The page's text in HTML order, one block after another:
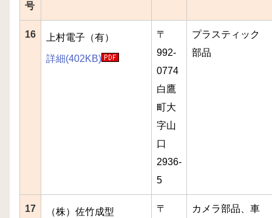
号
16 上村電子（有）
詳細(402KB)
〒
992-
0774
白鷹
町大
字山
口
2936-
5
プラスティック
部品
17 （株）佐竹成型
〒
カメラ部品、車